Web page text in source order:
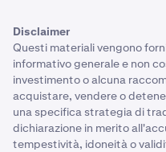
Disclaimer
Questi materiali vengono
informativo generale e non
investimento o alcuna
acquistare, vendere o
una specifica strategia di
dichiarazione in merito
tempestività, idoneità o